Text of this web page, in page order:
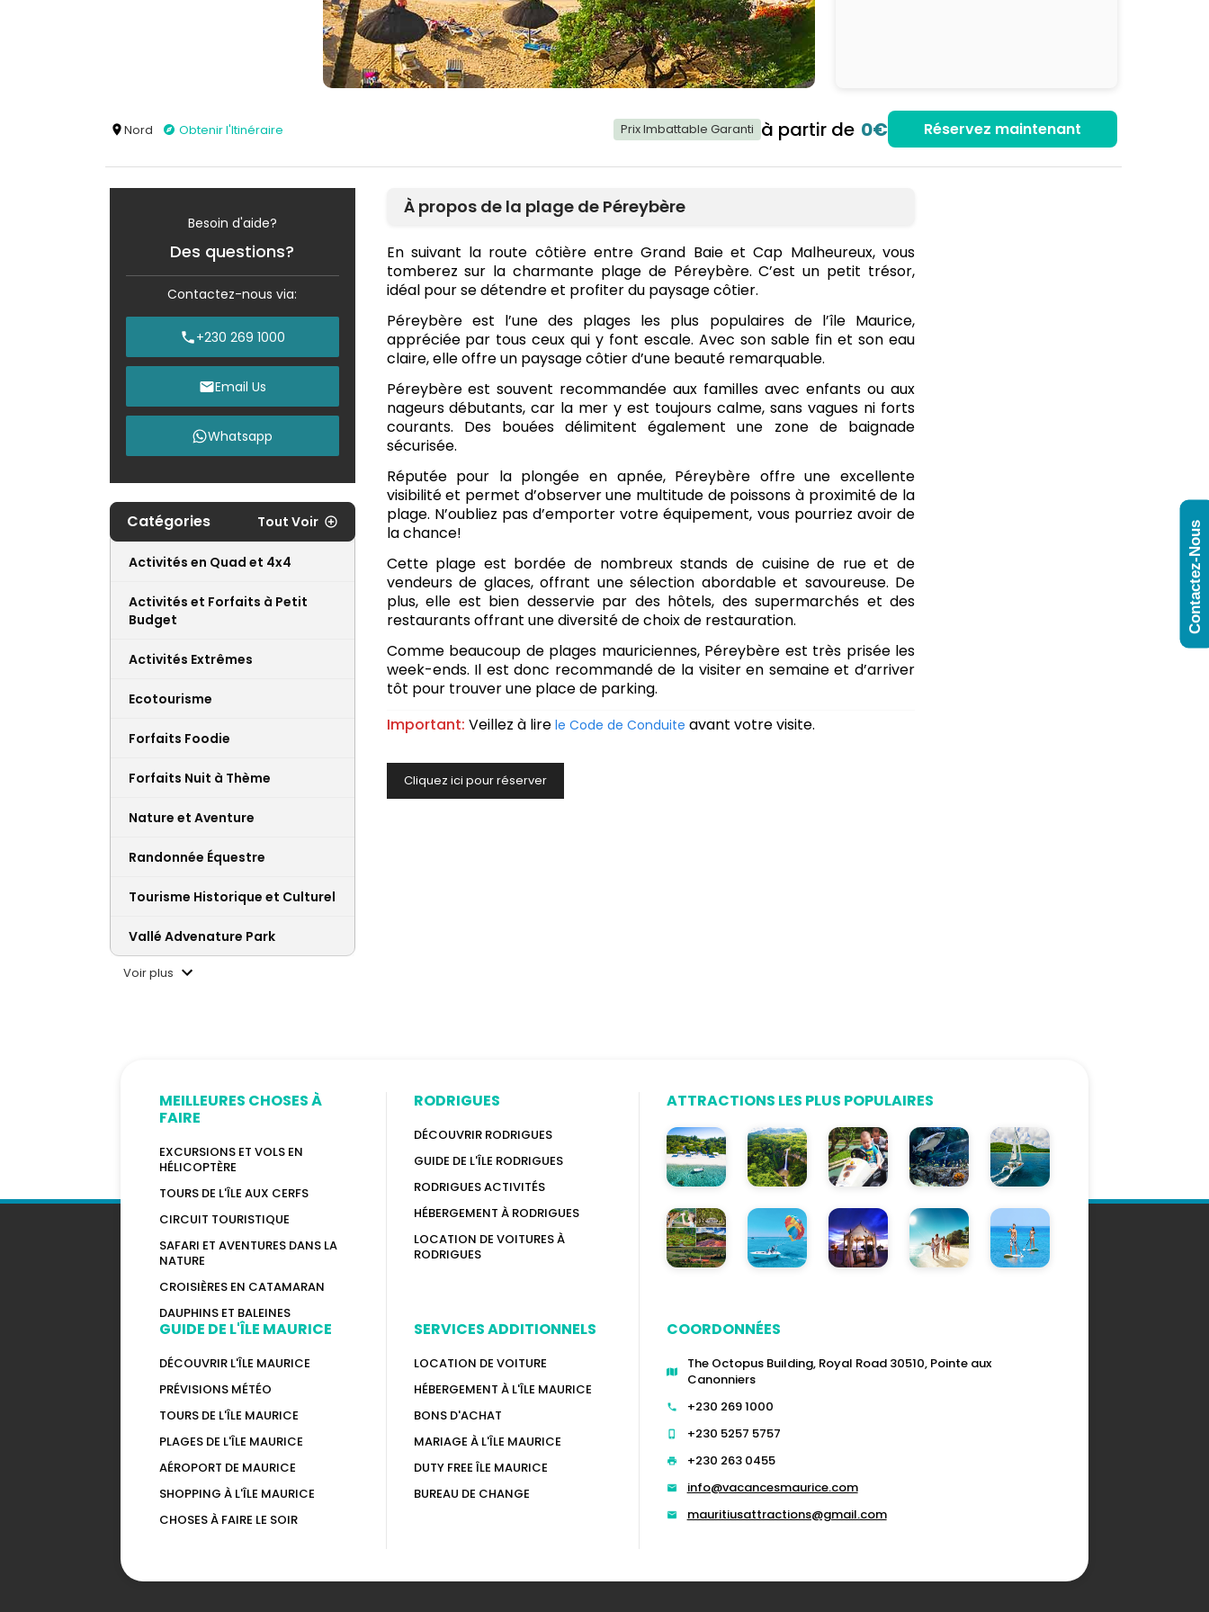
Nord Obtenir l'Itinéraire Prix Imbattable Garanti à partir de 0€ Réservez maintenant
Besoin d'aide?
Des questions?
Contactez-nous via:
+230 269 1000
Email Us
Whatsapp
Catégories Tout Voir
Activités en Quad et 4x4
Activités et Forfaits à Petit
Budget
Activités Extrêmes
Ecotourisme
Forfaits Foodie
Forfaits Nuit à Thème
Nature et Aventure
Randonnée Équestre
Tourisme Historique et Culturel
Vallé Advenature Park
Voir plus
À propos de la plage de Péreybère
En suivant la route côtière entre Grand Baie et Cap Malheureux, vous
tomberez sur la charmante plage de Péreybère. C’est un petit trésor,
idéal pour se détendre et profiter du paysage côtier.
Péreybère est l’une des plages les plus populaires de l’île Maurice,
appréciée par tous ceux qui y font escale. Avec son sable fin et son eau
claire, elle offre un paysage côtier d’une beauté remarquable.
Péreybère est souvent recommandée aux familles avec enfants ou aux
nageurs débutants, car la mer y est toujours calme, sans vagues ni forts
courants. Des bouées délimitent également une zone de baignade
sécurisée.
Réputée pour la plongée en apnée, Péreybère offre une excellente
visibilité et permet d’observer une multitude de poissons à proximité de la
plage. N’oubliez pas d’emporter votre équipement, vous pourriez avoir de
la chance!
Cette plage est bordée de nombreux stands de cuisine de rue et de
vendeurs de glaces, offrant une sélection abordable et savoureuse. De
plus, elle est bien desservie par des hôtels, des supermarchés et des
restaurants offrant une diversité de choix de restauration.
Comme beaucoup de plages mauriciennes, Péreybère est très prisée les
week-ends. Il est donc recommandé de la visiter en semaine et d’arriver
tôt pour trouver une place de parking.
Important: Veillez à lirele Code de Conduite avant votre visite.
Cliquez ici pour réserver
MEILLEURES CHOSES À
FAIRE
EXCURSIONS ET VOLS EN
HÉLICOPTÈRE
TOURS DE L'ÎLE AUX CERFS
CIRCUIT TOURISTIQUE
SAFARI ET AVENTURES DANS LA
NATURE
CROISIÈRES EN CATAMARAN
DAUPHINS ET BALEINES
GUIDE DE L'ÎLE MAURICE
DÉCOUVRIR L'ÎLE MAURICE
PRÉVISIONS MÉTÉO
TOURS DE L'ÎLE MAURICE
PLAGES DE L'ÎLE MAURICE
AÉROPORT DE MAURICE
SHOPPING À L'ÎLE MAURICE
CHOSES À FAIRE LE SOIR
RODRIGUES
DÉCOUVRIR RODRIGUES
GUIDE DE L'ÎLE RODRIGUES
RODRIGUES ACTIVITÉS
HÉBERGEMENT À RODRIGUES
LOCATION DE VOITURES À
RODRIGUES
SERVICES ADDITIONNELS
LOCATION DE VOITURE
HÉBERGEMENT À L'ÎLE MAURICE
BONS D'ACHAT
MARIAGE À L'ÎLE MAURICE
DUTY FREE ÎLE MAURICE
BUREAU DE CHANGE
ATTRACTIONS LES PLUS POPULAIRES
COORDONNÉES
The Octopus Building, Royal Road 30510, Pointe aux
Canonniers
+230 269 1000
+230 5257 5757
+230 263 0455
info@vacancesmaurice.com
mauritiusattractions@gmail.com
Contactez-Nous